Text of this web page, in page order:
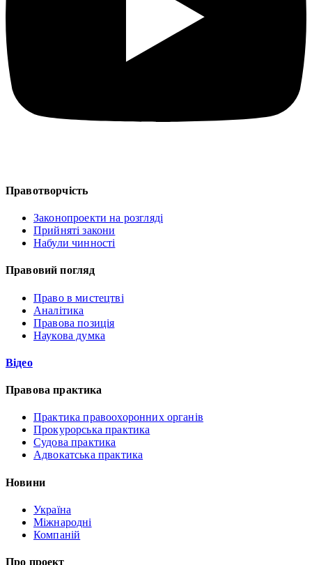
Правотворчість
Законопроекти на розгляді
Прийняті закони
Набули чинності
Правовий погляд
Право в мистецтві
Аналітика
Правова позиція
Наукова думка
Відео
Правова практика
Практика правоохоронних органів
Прокурорська практика
Судова практика
Адвокатська практика
Новини
Україна
Міжнародні
Компаній
Про проект